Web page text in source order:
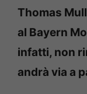
Thomas
al Bayern
infatti, non
andrà via a